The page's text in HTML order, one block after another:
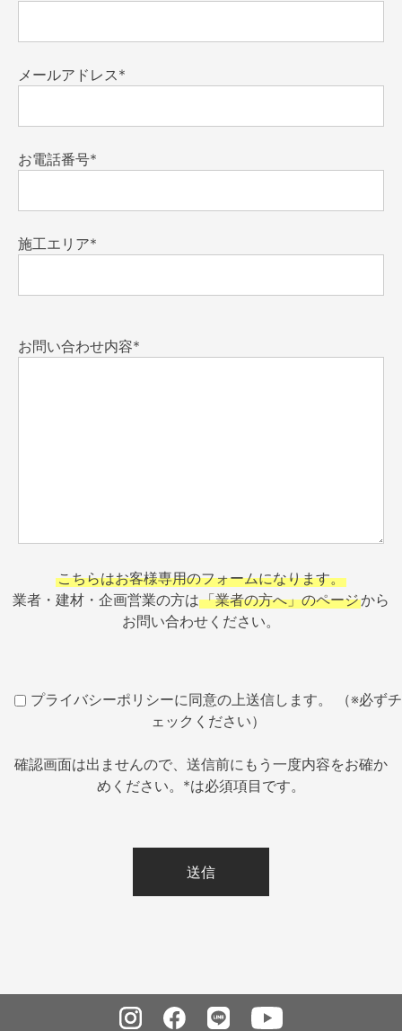
メールアドレス*
お電話番号*
施工エリア*
お問い合わせ内容*
こちらはお客様専用のフォームになります。
業者・建材・企画営業の方は「業者の方へ」のページから
お問い合わせください。
プライバシーポリシーに同意の上送信します。 （※必ずチ
ェックください）
確認画面は出ませんので、送信前にもう一度内容をお確か
めください。*は必須項目です。